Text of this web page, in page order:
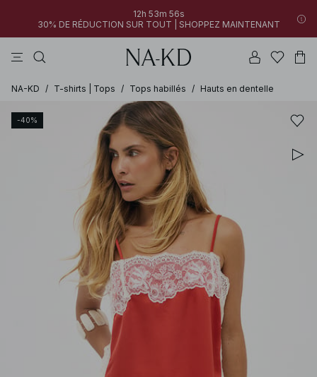
12h 53m 56s
30% DE RÉDUCTION SUR TOUT | SHOPPEZ MAINTENANT
NA-KD / T-shirts | Tops / Tops habillés / Hauts en dentelle
-40%